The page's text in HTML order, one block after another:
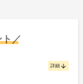
／
詳細 arrow_downward